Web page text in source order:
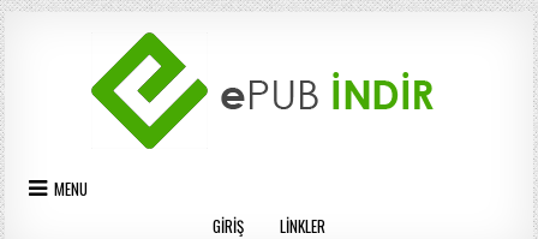
Skip
to
content
MENU
GIRIŞ
LINKLER